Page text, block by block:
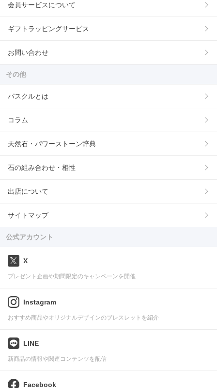
会員サービスについて
ギフトラッピングサービス
お問い合わせ
その他
パスクルとは
コラム
天然石・パワーストーン辞典
石の組み合わせ・相性
出店について
サイトマップ
公式アカウント
X
プレゼント企画や期間限定のキャンペーンを開催
Instagram
おすすめ商品やオリジナルデザインのブレスレットを紹介
LINE
新商品の情報や関連コンテンツを配信
Facebook